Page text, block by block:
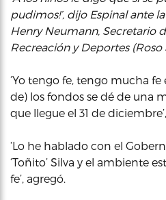
pudimos!’, dijo Espinal ante
Henry Neumann, Secretario
Recreación y Deportes
‘Yo tengo fe, tengo mucha
de) los fondos se dé de una
que llegue el 31 de
‘Lo he hablado con el
‘Toñito’ Silva y el ambiente
fe’, agregó.